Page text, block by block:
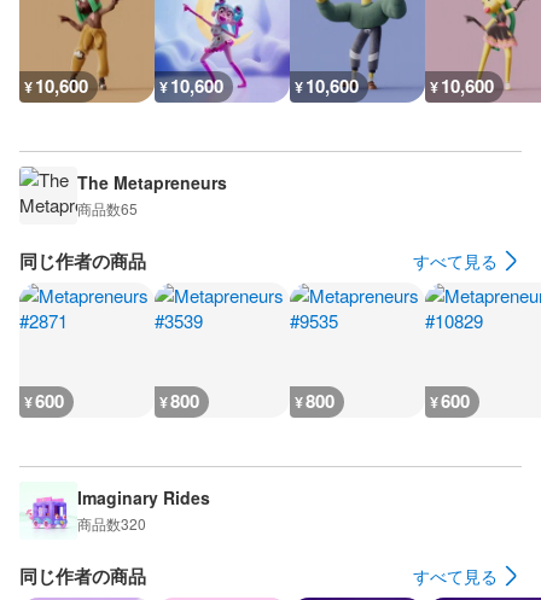
¥10,600 ¥10,600 ¥10,600 ¥10,600
The Metapreneurs
商品数65
同じ作者の商品 すべて見る
¥600 ¥800 ¥800 ¥600
Imaginary Rides
商品数320
同じ作者の商品 すべて見る